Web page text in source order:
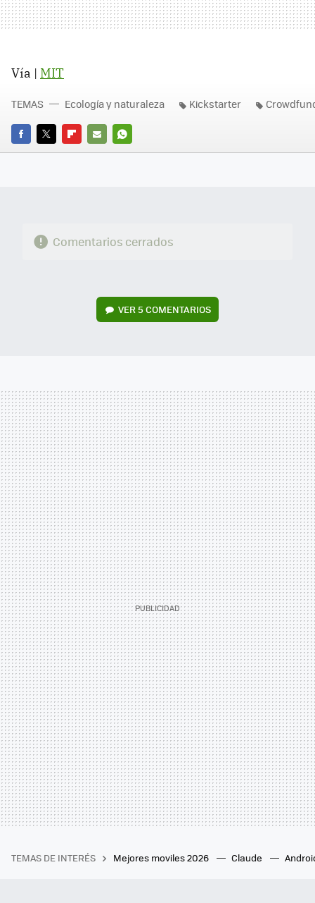
Vía | MIT
FACEBOOK
TWITTERFLIPBOARD
E-
WHATSAPP
TEMAS Ecología y naturaleza Kickstarter
Comentarios cerrados
VER 5 COMENTARIOS
TEMAS DE INTERÉS Mejores moviles 2026 Claude